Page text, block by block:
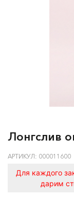
Лонгслив
АРТИКУЛ: 000011600
Для каждого
дарим